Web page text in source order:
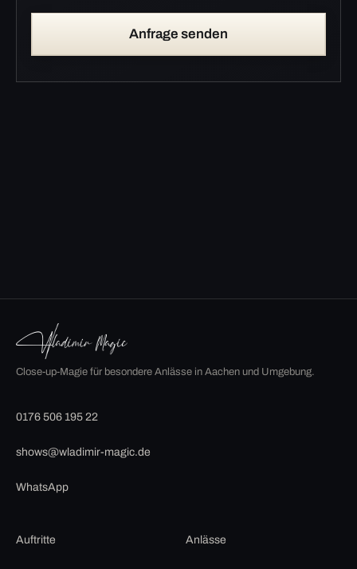
Anfrage senden
Close-up-Magie für besondere Anlässe in Aachen und Umgebung.
0176 506 195 22
shows@wladimir-magic.de
WhatsApp
Auftritte Anlässe